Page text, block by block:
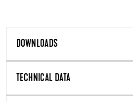
DOWNLOADS
TECHNICAL DATA